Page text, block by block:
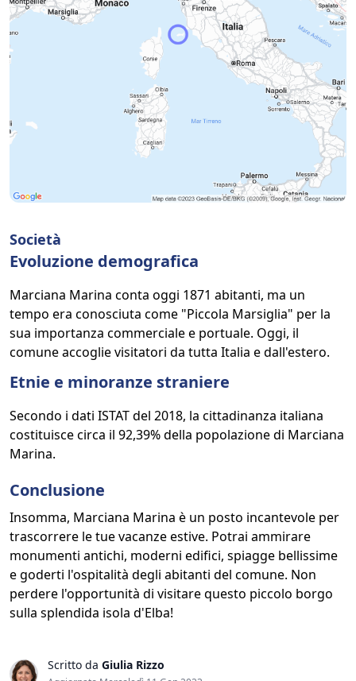
Società
Evoluzione demografica
Marciana Marina conta oggi 1871 abitanti, ma un
tempo era conosciuta come "Piccola Marsiglia" per la
sua importanza commerciale e portuale. Oggi, il
comune accoglie visitatori da tutta Italia e dall'estero.
Etnie e minoranze straniere
Secondo i dati ISTAT del 2018, la cittadinanza italiana
costituisce circa il 92,39% della popolazione di Marciana
Marina.
Conclusione
Insomma, Marciana Marina è un posto incantevole per
trascorrere le tue vacanze estive. Potrai ammirare
monumenti antichi, moderni edifici, spiagge bellissime
e goderti l'ospitalità degli abitanti del comune. Non
perdere l'opportunità di visitare questo piccolo borgo
sulla splendida isola d'Elba!
Scritto da Giulia Rizzo